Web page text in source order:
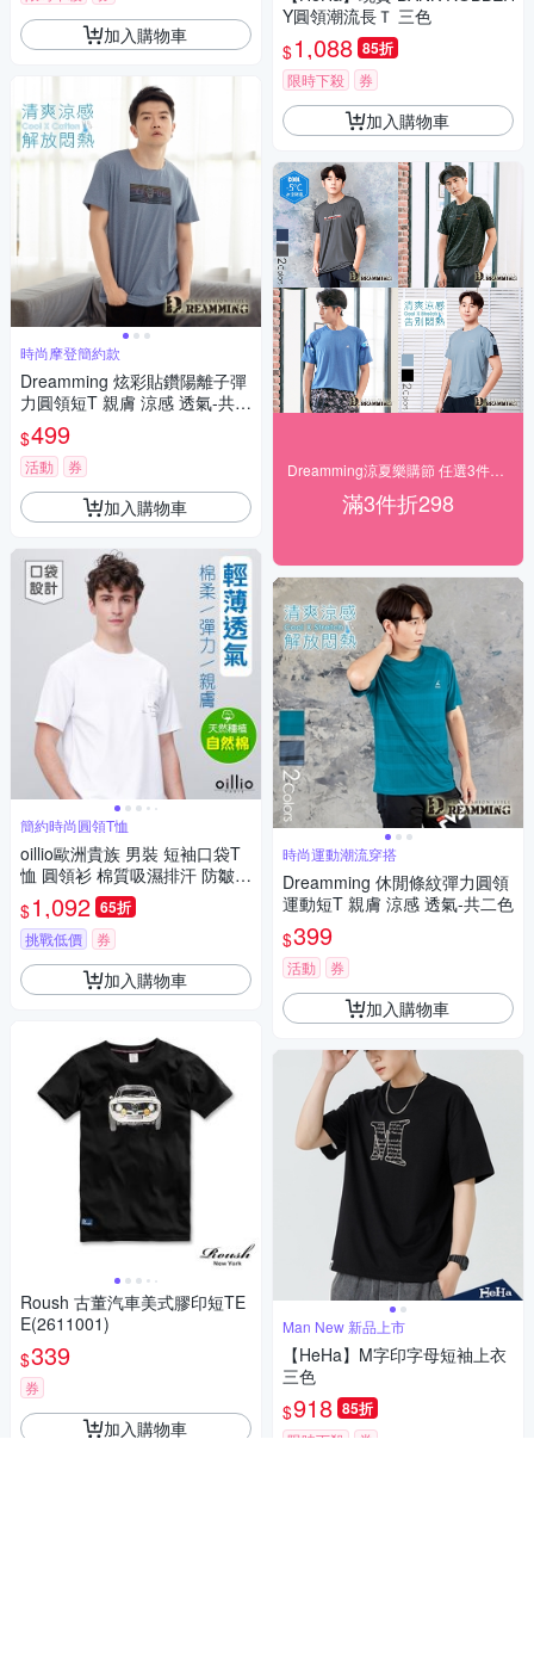
加入購物車
時尚摩登簡約款
Dreamming 炫彩貼鑽陽離子彈
力圓領短T 親膚 涼感 透氣-共二
$499
活動 券
加入購物車
簡約時尚圓領T恤
oillio歐洲貴族 男裝 短袖口袋T
恤 圓領衫 棉質吸濕排汗 防皺圓
領TEE 白色 法國品牌 有大尺碼
$1,092 65折
挑戰低價 券
加入購物車
Roush 古董汽車美式膠印短TE
E(2611001)
$339
券
加入購物車
Y圓領潮流長Ｔ 三色
$1,088 85折
限時下殺 券
加入購物車
滿3件折298
時尚運動潮流穿搭
Dreamming 休閒條紋彈力圓領
運動短T 親膚 涼感 透氣-共二色
$399
活動 券
加入購物車
Man New 新品上市
【HeHa】M字印字母短袖上衣
三色
$918 85折
限時下殺 券